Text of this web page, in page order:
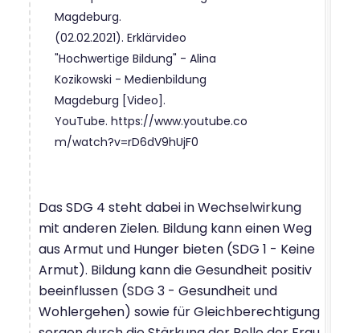
Magdeburg.
(02.02.2021). Erklärvideo
"Hochwertige Bildung" - Alina
Kozikowski - Medienbildung
Magdeburg [Video].
YouTube. https://www.youtube.co
m/watch?v=rD6dV9hUjF0
Das SDG 4 steht dabei in Wechselwirkung
mit anderen Zielen. Bildung kann einen Weg
aus Armut und Hunger bieten (SDG 1 - Keine
Armut). Bildung kann die Gesundheit positiv
beeinflussen (SDG 3 - Gesundheit und
Wohlergehen) sowie für Gleichberechtigung